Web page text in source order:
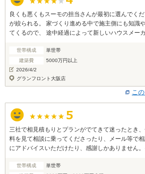
良くも悪くもスーモの担当さんが最初に選んでく
が絞られる。 家づくり進める中で施主側にも知識
てくるので、 途中経過によって新しいハウスメー
るサービスがあるとより良かった
世帯構成
単世帯
建築費
5000万円以上
2026/4/2
グランフロント大阪店
こ
三社で相見積もりとプランがでてきて迷ったとき
料を見て相談に乗ってくださったり、メール等で
にアドバイスいただけたり、感謝しかありません
くださったことも感謝しています。
世帯構成
単世帯